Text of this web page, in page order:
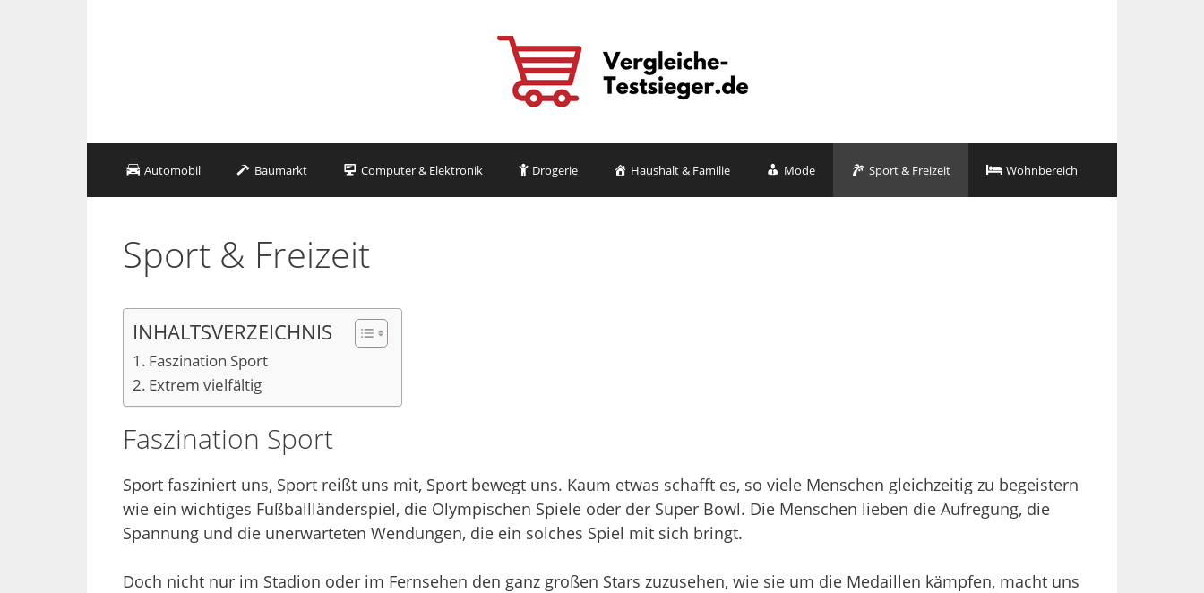
Automobil Baumarkt Computer & Elektronik Drogerie Haushalt & Familie Mode Sport & Freizeit Wohnbereich
Sport & Freizeit
INHALTSVERZEICHNIS
Faszination Sport
Extrem vielfältig
Faszination Sport
Sport fasziniert uns, Sport reißt uns mit, Sport bewegt uns. Kaum etwas schafft es, so viele Menschen gleichzeitig zu begeistern
wie ein wichtiges Fußballländerspiel, die Olympischen Spiele oder der Super Bowl. Die Menschen lieben die Aufregung, die
Spannung und die unerwarteten Wendungen, die ein solches Spiel mit sich bringt.
Doch nicht nur im Stadion oder im Fernsehen den ganz großen Stars zuzusehen, wie sie um die Medaillen kämpfen, macht uns